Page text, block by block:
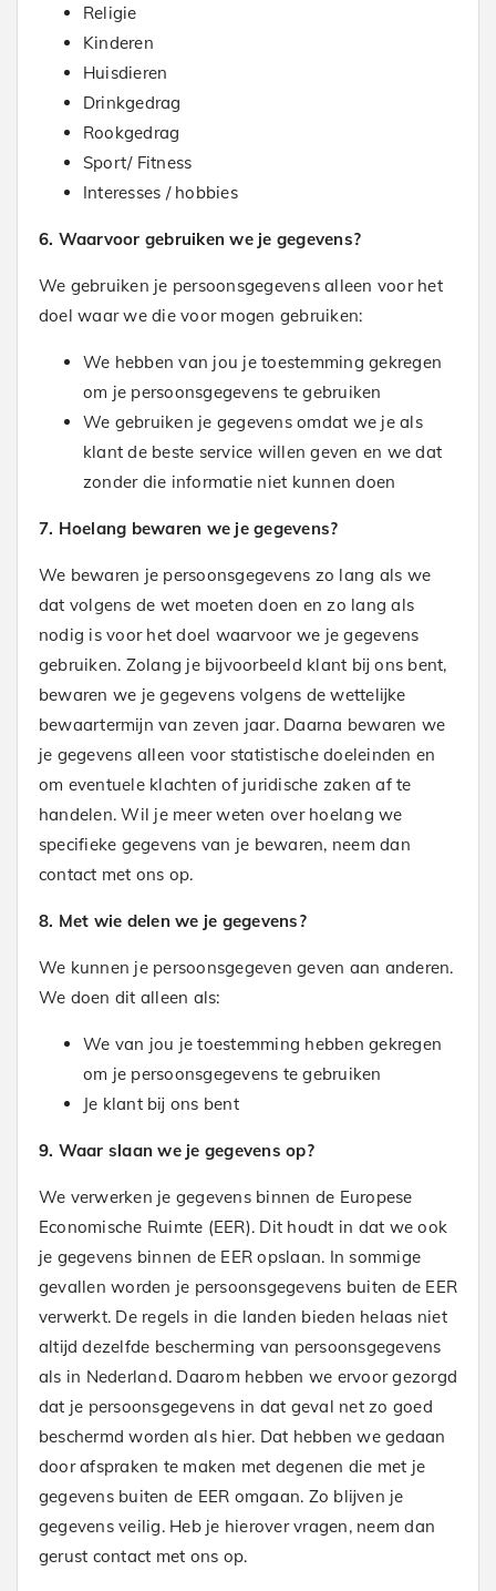
Religie
Kinderen
Huisdieren
Drinkgedrag
Rookgedrag
Sport/ Fitness
Interesses / hobbies
6. Waarvoor gebruiken we je gegevens?
We gebruiken je persoonsgegevens alleen voor het
doel waar we die voor mogen gebruiken:
We hebben van jou je toestemming gekregen
om je persoonsgegevens te gebruiken
We gebruiken je gegevens omdat we je als
klant de beste service willen geven en we dat
zonder die informatie niet kunnen doen
7. Hoelang bewaren we je gegevens?
We bewaren je persoonsgegevens zo lang als we
dat volgens de wet moeten doen en zo lang als
nodig is voor het doel waarvoor we je gegevens
gebruiken. Zolang je bijvoorbeeld klant bij ons bent,
bewaren we je gegevens volgens de wettelijke
bewaartermijn van zeven jaar. Daarna bewaren we
je gegevens alleen voor statistische doeleinden en
om eventuele klachten of juridische zaken af te
handelen. Wil je meer weten over hoelang we
specifieke gegevens van je bewaren, neem dan
contact met ons op.
8. Met wie delen we je gegevens?
We kunnen je persoonsgegeven geven aan anderen.
We doen dit alleen als:
We van jou je toestemming hebben gekregen
om je persoonsgegevens te gebruiken
Je klant bij ons bent
9. Waar slaan we je gegevens op?
We verwerken je gegevens binnen de Europese
Economische Ruimte (EER). Dit houdt in dat we ook
je gegevens binnen de EER opslaan. In sommige
gevallen worden je persoonsgegevens buiten de EER
verwerkt. De regels in die landen bieden helaas niet
altijd dezelfde bescherming van persoonsgegevens
als in Nederland. Daarom hebben we ervoor gezorgd
dat je persoonsgegevens in dat geval net zo goed
beschermd worden als hier. Dat hebben we gedaan
door afspraken te maken met degenen die met je
gegevens buiten de EER omgaan. Zo blijven je
gegevens veilig. Heb je hierover vragen, neem dan
gerust contact met ons op.